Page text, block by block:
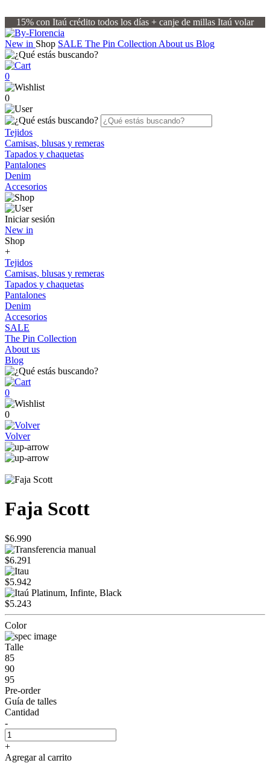
15% con Itaú crédito todos los días + canje de millas Itaú volar
New in Shop SALE The Pin Collection About us Blog
0
0
Tejidos
Camisas, blusas y remeras
Tapados y chaquetas
Pantalones
Denim
Accesorios
Iniciar sesión
New in
Shop
+
Tejidos
Camisas, blusas y remeras
Tapados y chaquetas
Pantalones
Denim
Accesorios
SALE
The Pin Collection
About us
Blog
0
0
Volver
Faja Scott
$6.990
$6.291
$5.942
$5.243
Color
Talle
85
90
95
Pre-order
Guía de talles
Cantidad
-
+
Agregar al carrito